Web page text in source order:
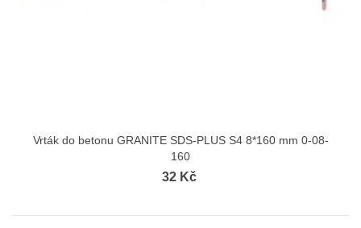
Vrták do betonu GRANITE SDS-PLUS S4 8*160 mm 0-08-
160
32 Kč